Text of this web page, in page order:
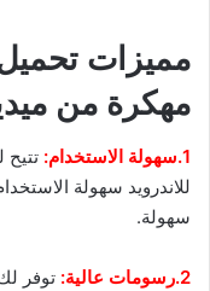
مهكرة من
1.سهولة الاستخدام:
للاندرويد سهولة
سهولة.
2.رسومات عالية: